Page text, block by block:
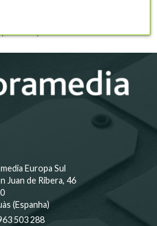
Europa Sul
Juan de Ribera, 46
(Espanha)
503 288